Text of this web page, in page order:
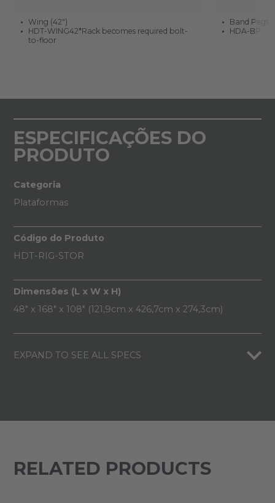
Wing (42")
HDT-WING42*Rack becomes required bolt-
to-floor
Band Pegs
HDA-BP
ESPECIFICAÇÕES DO
PRODUTO
Categoria
Plataformas
Código do Produto
HDT-RIG-STOR
Dimensões (L x W x H)
48" x 168" x 108" (121,9cm x 426,7cm x 274,3cm)
EXPAND TO SEE ALL SPECS
RELATED PRODUCTS